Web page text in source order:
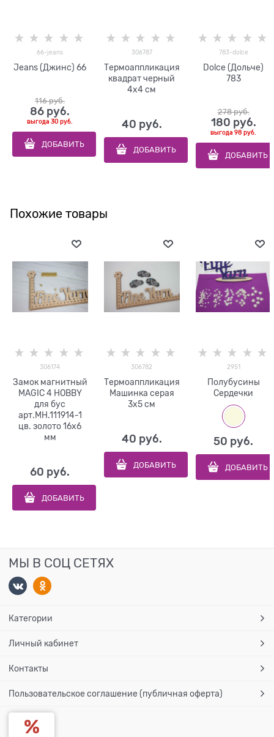
66-jeans
Jeans (Джинс) 66
116 руб.
86 руб.
выгода30 руб.
ДОБАВИТЬ
306787
Термоаппликация
квадрат черный
4х4 см
40 руб.
ДОБАВИТЬ
783-dolce
Dolce (Дольче)
783
278 руб.
180 руб.
выгода98 руб.
ДОБАВИТЬ
Похожие товары
306174
Замок магнитный
MAGIC 4 HOBBY
для бус
арт.MH.111914-1
цв. золото 16х6
мм
60 руб.
ДОБАВИТЬ
306782
Термоаппликация
Машинка серая
3х5 см
40 руб.
ДОБАВИТЬ
2951
Полубусины
Сердечки
50 руб.
ДОБАВИТЬ
МЫ В СОЦ СЕТЯХ
Категории
Личный кабинет
Контакты
Пользовательское соглашение (публичная оферта)